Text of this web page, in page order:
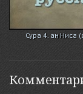
Сура 4. ан Ниса